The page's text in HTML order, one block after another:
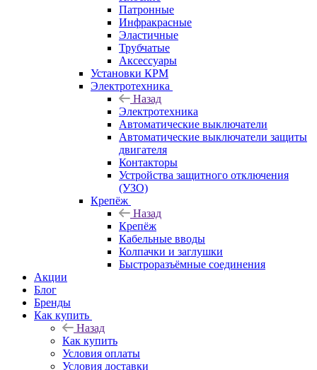
Патронные
Инфракрасные
Эластичные
Трубчатые
Аксессуары
Установки КРМ
Электротехника
Назад
Электротехника
Автоматические выключатели
Автоматические выключатели защиты
двигателя
Контакторы
Устройства защитного отключения
(УЗО)
Крепёж
Назад
Крепёж
Кабельные вводы
Колпачки и заглушки
Быстроразъёмные соединения
Акции
Блог
Бренды
Как купить
Назад
Как купить
Условия оплаты
Условия доставки